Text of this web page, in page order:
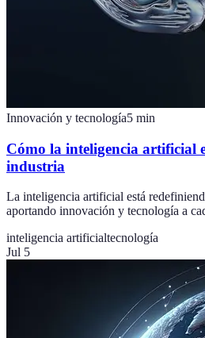
Innovación y tecnología5 min
Cómo la inteligencia artificial
industria
La inteligencia artificial está
aportando innovación y tecnología a
inteligencia artificialtecnología
Jul 5